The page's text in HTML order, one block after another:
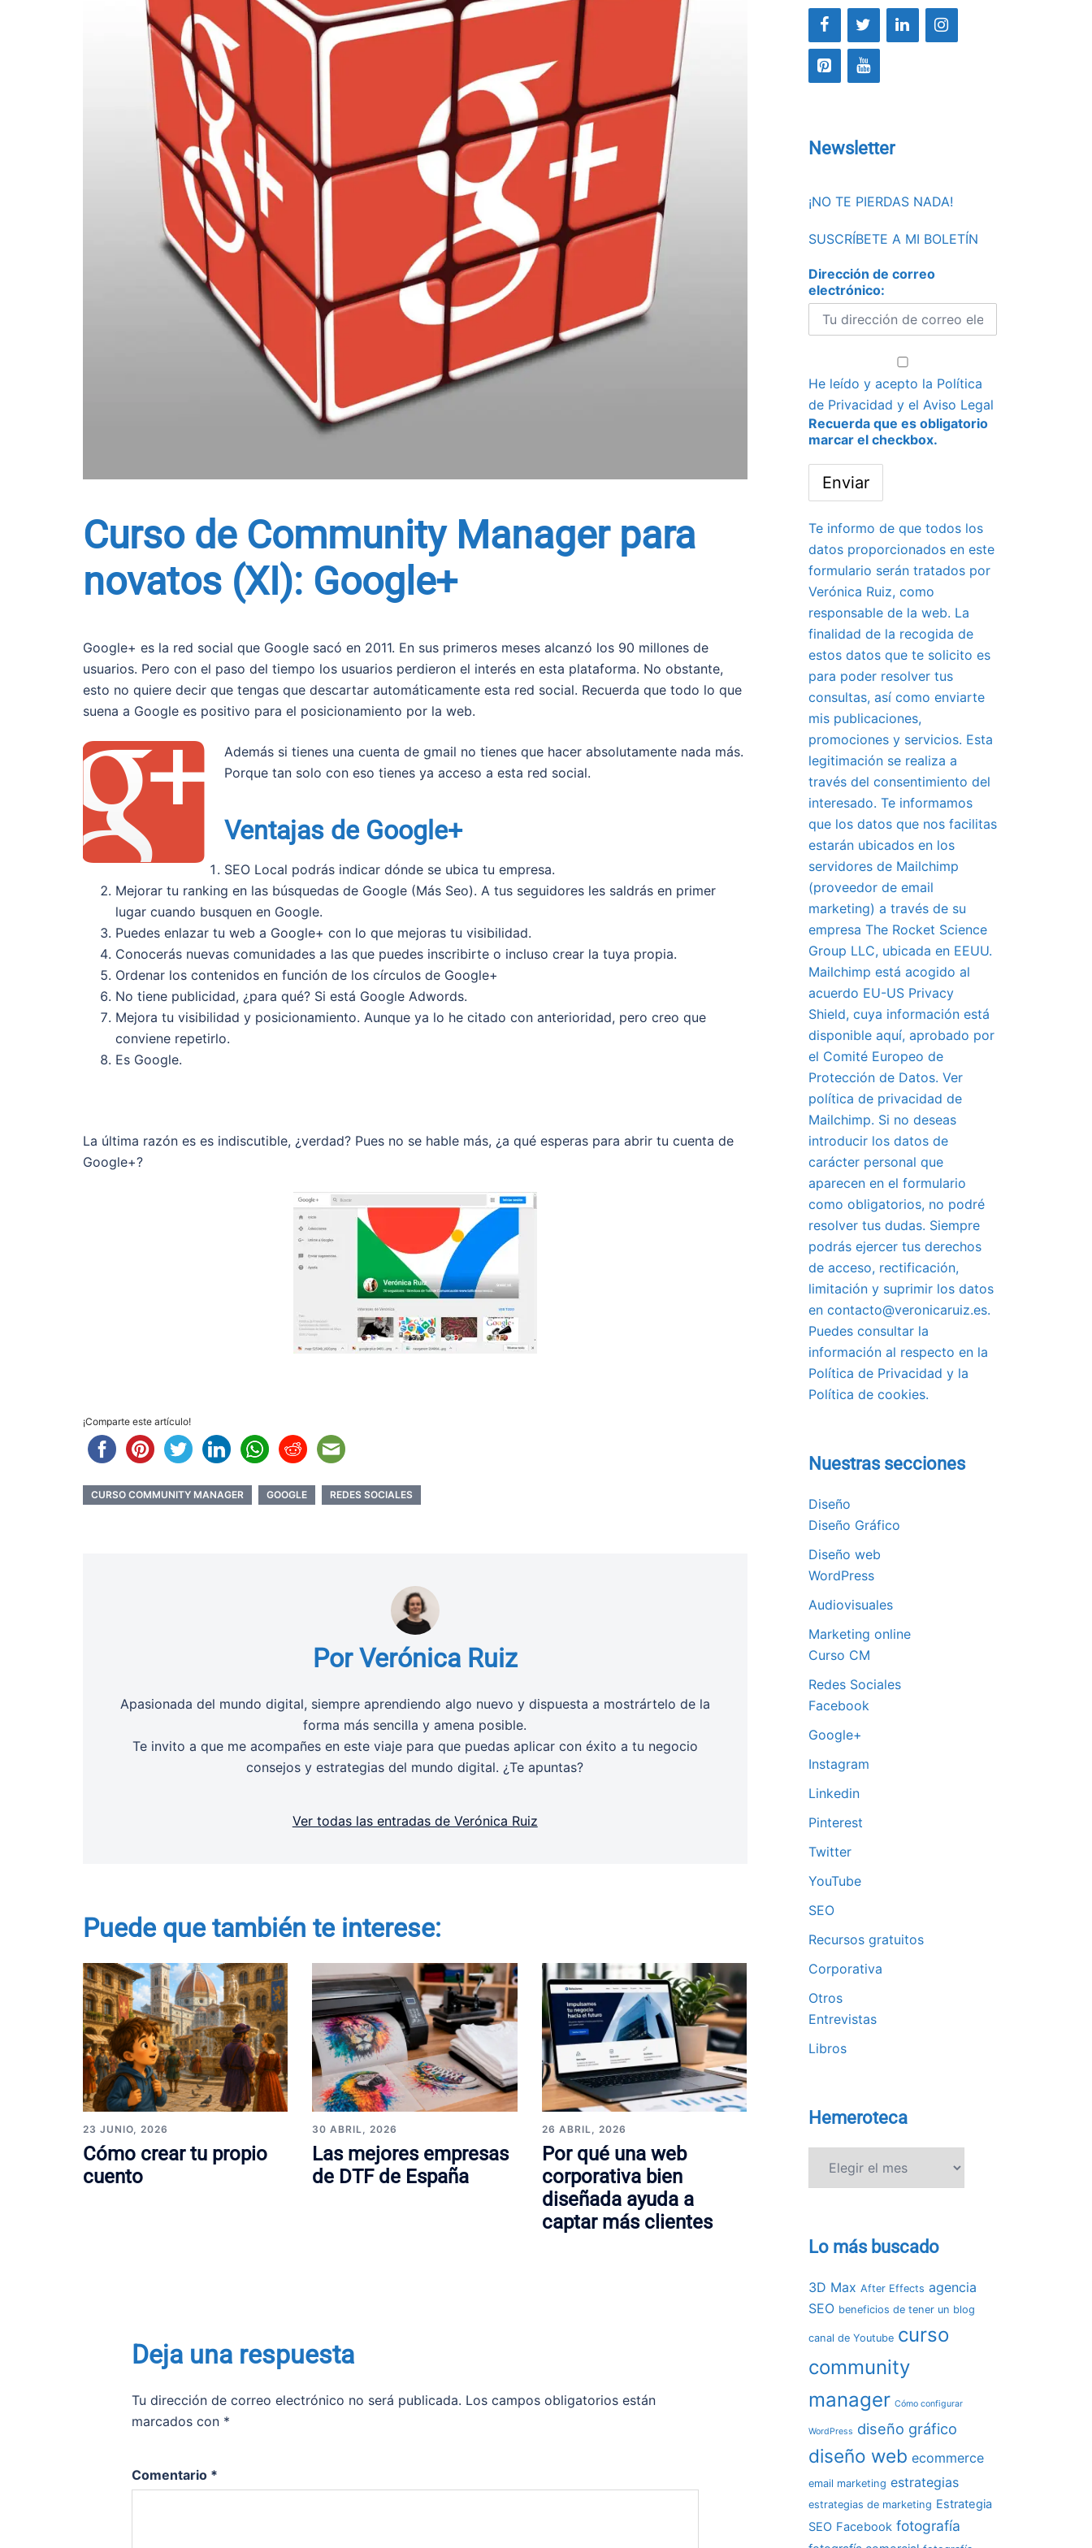
Curso de Community Manager para
novatos (XI): Google+
Google+ es la red social que Google sacó en 2011. En sus primeros meses alcanzó los 90 millones de
usuarios. Pero con el paso del tiempo los usuarios perdieron el interés en esta plataforma. No obstante,
esto no quiere decir que tengas que descartar automáticamente esta red social. Recuerda que todo lo que
suena a Google es positivo para el posicionamiento por la web.
Además si tienes una cuenta de gmail no tienes que hacer absolutamente nada más.
Porque tan solo con eso tienes ya acceso a esta red social.
Ventajas de Google+
SEO Local podrás indicar dónde se ubica tu empresa.
Mejorar tu ranking en las búsquedas de Google (Más Seo). A tus seguidores les saldrás en primer
lugar cuando busquen en Google.
Puedes enlazar tu web a Google+ con lo que mejoras tu visibilidad.
Conocerás nuevas comunidades a las que puedes inscribirte o incluso crear la tuya propia.
Ordenar los contenidos en función de los círculos de Google+
No tiene publicidad, ¿para qué? Si está Google Adwords.
Mejora tu visibilidad y posicionamiento. Aunque ya lo he citado con anterioridad, pero creo que
conviene repetirlo.
Es Google.
La última razón es es indiscutible, ¿verdad? Pues no se hable más, ¿a qué esperas para abrir tu cuenta de
Google+?
¡Comparte este artículo!
CURSO COMMUNITY MANAGER GOOGLE REDES SOCIALES
Por Verónica Ruiz
Apasionada del mundo digital, siempre aprendiendo algo nuevo y dispuesta a mostrártelo de la
forma más sencilla y amena posible.
Te invito a que me acompañes en este viaje para que puedas aplicar con éxito a tu negocio
consejos y estrategias del mundo digital. ¿Te apuntas?
Ver todas las entradas de Verónica Ruiz
Puede que también te interese:
23 JUNIO, 2026
Cómo crear tu propio
cuento
30 ABRIL, 2026
Las mejores empresas
de DTF de España
26 ABRIL, 2026
Por qué una web
corporativa bien
diseñada ayuda a
captar más clientes
Deja una respuesta
Tu dirección de correo electrónico no será publicada. Los campos obligatorios están
marcados con *
Comentario *
Newsletter
¡NO TE PIERDAS NADA!
SUSCRÍBETE A MI BOLETÍN
Dirección de correo
electrónico:
He leído y acepto la Política
de Privacidad y el Aviso Legal
Recuerda que es obligatorio
marcar el checkbox.
Te informo de que todos los
datos proporcionados en este
formulario serán tratados por
Verónica Ruiz, como
responsable de la web. La
finalidad de la recogida de
estos datos que te solicito es
para poder resolver tus
consultas, así como enviarte
mis publicaciones,
promociones y servicios. Esta
legitimación se realiza a
través del consentimiento del
interesado. Te informamos
que los datos que nos facilitas
estarán ubicados en los
servidores de Mailchimp
(proveedor de email
marketing) a través de su
empresa The Rocket Science
Group LLC, ubicada en EEUU.
Mailchimp está acogido al
acuerdo EU-US Privacy
Shield, cuya información está
disponible aquí, aprobado por
el Comité Europeo de
Protección de Datos. Ver
política de privacidad de
Mailchimp. Si no deseas
introducir los datos de
carácter personal que
aparecen en el formulario
como obligatorios, no podré
resolver tus dudas. Siempre
podrás ejercer tus derechos
de acceso, rectificación,
limitación y suprimir los datos
en contacto@veronicaruiz.es.
Puedes consultar la
información al respecto en la
Política de Privacidad y la
Política de cookies.
Nuestras secciones
Diseño
Diseño Gráfico
Diseño web
WordPress
Audiovisuales
Marketing online
Curso CM
Redes Sociales
Facebook
Google+
Instagram
Linkedin
Pinterest
Twitter
YouTube
SEO
Recursos gratuitos
Corporativa
Otros
Entrevistas
Libros
Hemeroteca
Lo más buscado
3D Max After Effects agencia
SEO beneficios de tener un blog
canal de Youtube curso
community
manager Cómo configurar
WordPress diseño gráfico
diseño web ecommerce
email marketing estrategias
estrategias de marketing Estrategia
SEO Facebook fotografía